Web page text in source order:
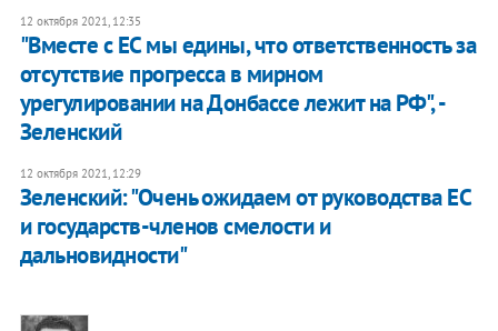
12 октября 2021, 12:35
"Вместе с ЕС мы едины, что ответственность за
отсутствие прогресса в мирном
урегулировании на Донбассе лежит на РФ", -
Зеленский
12 октября 2021, 12:29
Зеленский: "Очень ожидаем от руководства ЕС
и государств-членов смелости и
дальновидности"